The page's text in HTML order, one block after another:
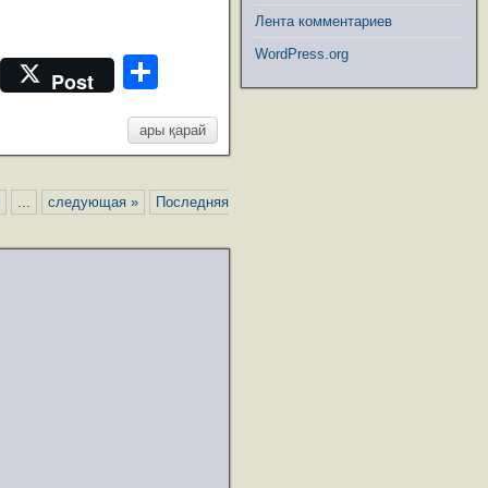
M
Post
т
п
а
в
ары қарай
... следующая »
Последняя
Лента комментариев
WordPress.org